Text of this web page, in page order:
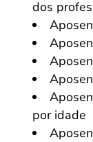
dos
por idade